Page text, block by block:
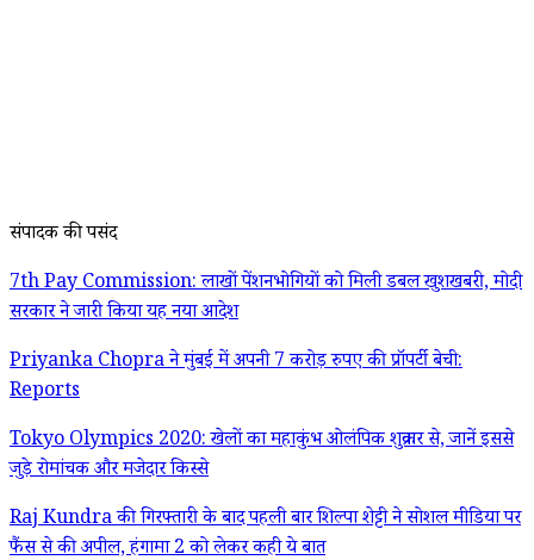
संपादक की पसंद
7th Pay Commission: लाखों पेंशनभोगियों को मिली डबल खुशखबरी, मोदी
सरकार ने जारी किया यह नया आदेश
Priyanka Chopra ने मुंबई में अपनी 7 करोड़ रुपए की प्रॉपर्टी बेची:
Reports
Tokyo Olympics 2020: खेलों का महाकुंभ ओलंपिक शुक्रवार से, जानें इससे
जुड़े रोमांचक और मजेदार किस्से
Raj Kundra की गिरफ्तारी के बाद पहली बार शिल्पा शेट्टी ने सोशल मीडिया पर
फैंस से की अपील, हंगामा 2 को लेकर कही ये बात